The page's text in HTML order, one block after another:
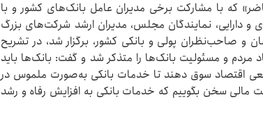
که با مشارکت برخی مدیران عامل بانک‌های کشور و با
و دارایی، نمایندگان مجلس، مدیران ارشد شرکت‌های بزرگ
و صاحب‌نظران پولی و بانکی کشور، برگزار شد، در تشریح
مردم و مسئولیت بانک‌ها را متذکر شد و گفت: بانک‌ها باید
اقتصاد سوق دهند تا خدمات بانکی به‌صورت ملموس در
مالی سخن بگوییم که خدمات بانکی به افزایش رفاه و رشد